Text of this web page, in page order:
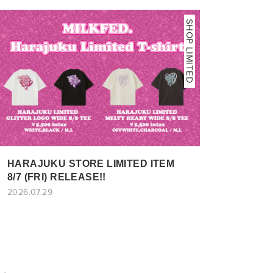
SHOP LIMITED
HARAJUKU STORE LIMITED ITEM
8/7 (FRI) RELEASE!!
2026.07.29